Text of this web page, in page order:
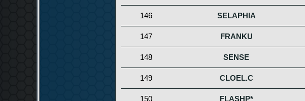
146 SELAPHIA
147 FRANKU
148 SENSE
149 CLOEL.C
150 FLASHP*